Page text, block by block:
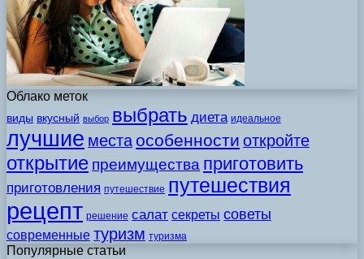
Облако меток
виды вкусный выбор выбрать диета идеальное
лучшие места особенности откройте
открытие преимущества приготовить
приготовления путешествие путешествия
рецепт решение салат секреты советы
современные туризм туризма
Популярные статьи